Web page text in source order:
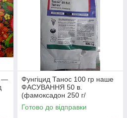
—
Фунгіцид Танос 100 гр наше
ФАСУВАННЯ 50 в.
(фамоксадон 250 г/
л+цимоксаніл 250 г/л)
системний препарат для
Готово до відправки